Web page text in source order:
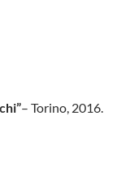
– Torino, 2016.